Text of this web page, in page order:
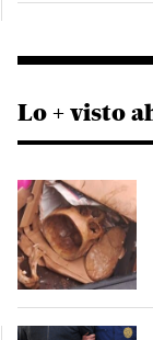
Lo + visto